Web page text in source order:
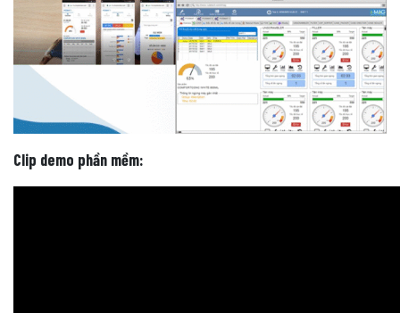
Clip demo phần mềm: